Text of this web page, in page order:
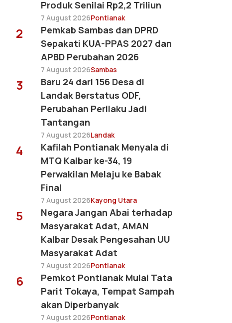
Produk Senilai Rp2,2 Triliun
7 August 2026Pontianak
2
Pemkab Sambas dan DPRD
Sepakati KUA-PPAS 2027 dan
APBD Perubahan 2026
7 August 2026Sambas
3
Baru 24 dari 156 Desa di
Landak Berstatus ODF,
Perubahan Perilaku Jadi
Tantangan
7 August 2026Landak
4
Kafilah Pontianak Menyala di
MTQ Kalbar ke-34, 19
Perwakilan Melaju ke Babak
Final
7 August 2026Kayong Utara
5
Negara Jangan Abai terhadap
Masyarakat Adat, AMAN
Kalbar Desak Pengesahan UU
Masyarakat Adat
7 August 2026Pontianak
6
Pemkot Pontianak Mulai Tata
Parit Tokaya, Tempat Sampah
akan Diperbanyak
7 August 2026Pontianak